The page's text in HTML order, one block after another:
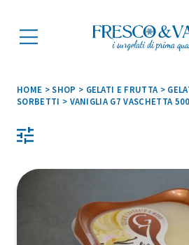
HOME >SHOP > GELATI E FRUTTA >
SORBETTI > VANIGLIA G7 VASCHETTA